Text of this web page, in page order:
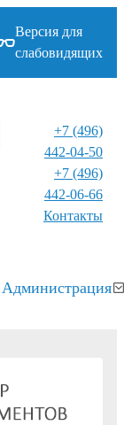
Версия для
слабовидящих
+7 (496)
442-04-50
+7 (496)
442-06-66
Контакты⁠
Администрация